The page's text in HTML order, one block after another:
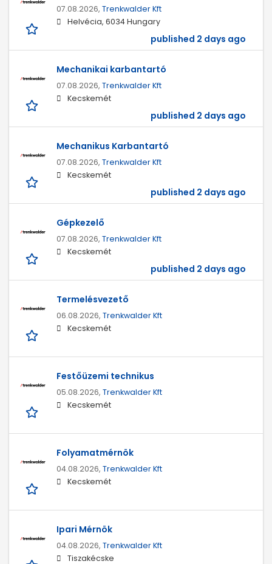
07.08.2026, Trenkwalder Kft
Helvécia, 6034 Hungary
published 2 days ago
Mechanikai karbantartó
07.08.2026, Trenkwalder Kft
Kecskemét
published 2 days ago
Mechanikus Karbantartó
07.08.2026, Trenkwalder Kft
Kecskemét
published 2 days ago
Gépkezelő
07.08.2026, Trenkwalder Kft
Kecskemét
published 2 days ago
Termelésvezető
06.08.2026, Trenkwalder Kft
Kecskemét
Festőüzemi technikus
05.08.2026, Trenkwalder Kft
Kecskemét
Folyamatmérnök
04.08.2026, Trenkwalder Kft
Kecskemét
Ipari Mérnök
04.08.2026, Trenkwalder Kft
Tiszakécske